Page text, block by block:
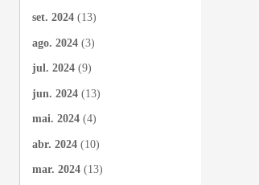
set. 2024 (13)
ago. 2024 (3)
jul. 2024 (9)
jun. 2024 (13)
mai. 2024 (4)
abr. 2024 (10)
mar. 2024 (13)